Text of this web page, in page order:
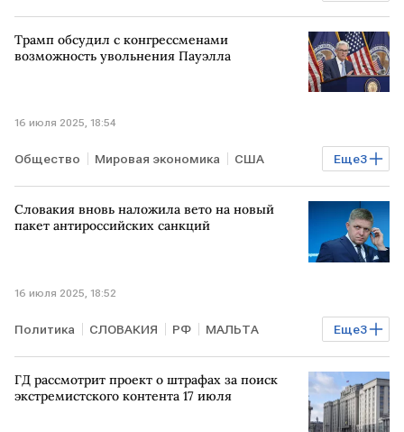
Радослав Сикорский Сергей Лавров НАТО
МИД РФ
Трамп обсудил с конгрессменами
возможность увольнения Пауэлла
16 июля 2025, 18:54
Еще3
Общество Мировая экономика США
Дональд Трамп Джером Пауэлл CBS
Словакия вновь наложила вето на новый
пакет антироссийских санкций
16 июля 2025, 18:52
Еще3
Политика СЛОВАКИЯ РФ МАЛЬТА
Роберт Фицо ЕС ЕК
ГД рассмотрит проект о штрафах за поиск
экстремистского контента 17 июля